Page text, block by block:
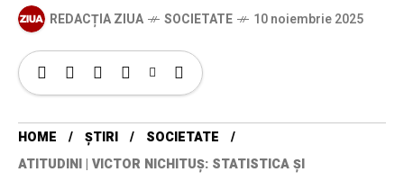
REDACȚIA ZIUA SOCIETATE 10 noiembrie 2025
HOME ȘTIRI
SOCIETATE
ATITUDINI | VICTOR NICHITUȘ: STATISTICA ȘI